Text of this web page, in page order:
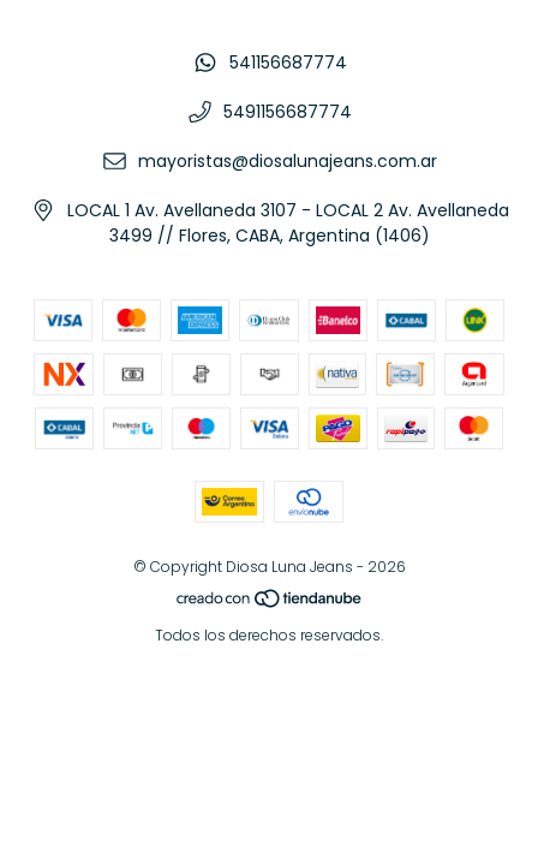
541156687774
5491156687774
mayoristas@diosalunajeans.com.ar
LOCAL 1 Av. Avellaneda 3107 - LOCAL 2 Av. Avellaneda
3499 // Flores, CABA, Argentina (1406)
© Copyright Diosa Luna Jeans - 2026
Todos los derechos reservados.